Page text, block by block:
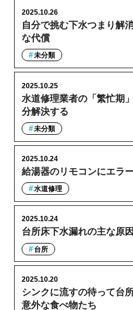
自分で挑む下水つまり解
な代償
2025.10.26
未分類
水道修理業者の「繁忙期
分解決する
2025.10.25
未分類
給湯器のリモコンにエラ
2025.10.24
水道修理
台所床下水漏れの主な原
2025.10.24
台所
シンクに流すの待って台
意外な食べ物たち
2025.10.20